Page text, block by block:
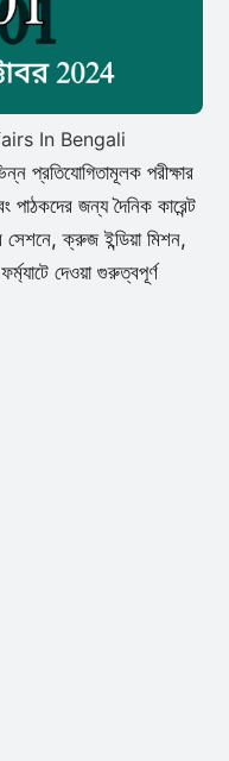
In Bengali
প্রতিযোগিতামূলক পরীক্ষার
জন্য দৈনিক কারেন্ট
ক্রুজ ইন্ডিয়া মিশন,
দেওয়া গুরুত্বপূর্ণ